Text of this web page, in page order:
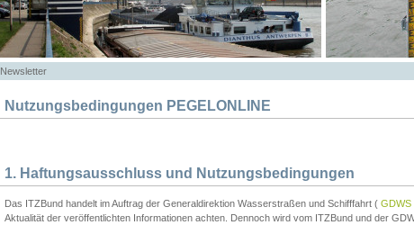
Newsletter
Nutzungsbedingungen PEGELONLINE
1. Haftungsausschluss und Nutzungsbedingungen
Das ITZBund handelt im Auftrag der Generaldirektion Wasserstraßen und Schifffahrt ( GDWS
Aktualität der veröffentlichten Informationen achten. Dennoch wird vom ITZBund und der